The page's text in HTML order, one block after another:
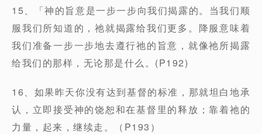
15、「神的旨意是一步一步向我们揭露的。当我们顺
服我们所知道的，祂就揭露给我们更多。降服意味着
我们准备一步一步地去遵行祂的旨意，就像祂所揭露
给我们的那样，无论那是什么。(P192)
16、如果昨天你没有达到基督的标准，那就坦白地承
认，立即接受神的饶恕和在基督里的释放；靠着祂的
力量，起来，继续走。（P193）